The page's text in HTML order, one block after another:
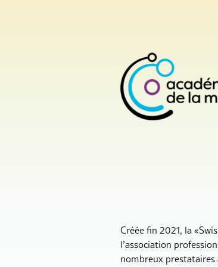
Créée fin 2021, la
l’association
nombreux prestataires